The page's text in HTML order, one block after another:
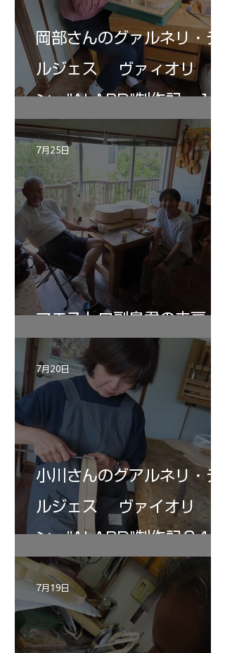
岡部さんのグァルネリ・デ
ルジェス ヴァィオリ
ン ”ALARD"制作記 １2
マエストロ副島君の来房
7月25日
小川さんのグアルネリ・デ
ルジェス ヴァイオリ
ン ”ALARD"制作記３4
7月20日
7月19日